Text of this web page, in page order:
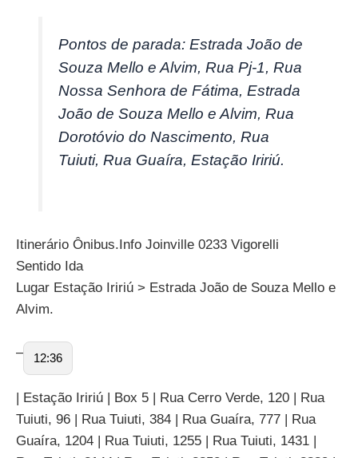
Pontos de parada: Estrada João de
Souza Mello e Alvim, Rua Pj-1, Rua
Nossa Senhora de Fátima, Estrada
João de Souza Mello e Alvim, Rua
Dorotóvio do Nascimento, Rua
Tuiuti, Rua Guaíra, Estação Iririú.
Itinerário Ônibus.Info Joinville 0233 Vigorelli
Sentido Ida
Lugar Estação Iririú > Estrada João de Souza Mello e
Alvim.
– 12:36
| Estação Iririú | Box 5 | Rua Cerro Verde, 120 | Rua
Tuiuti, 96 | Rua Tuiuti, 384 | Rua Guaíra, 777 | Rua
Guaíra, 1204 | Rua Tuiuti, 1255 | Rua Tuiuti, 1431 |